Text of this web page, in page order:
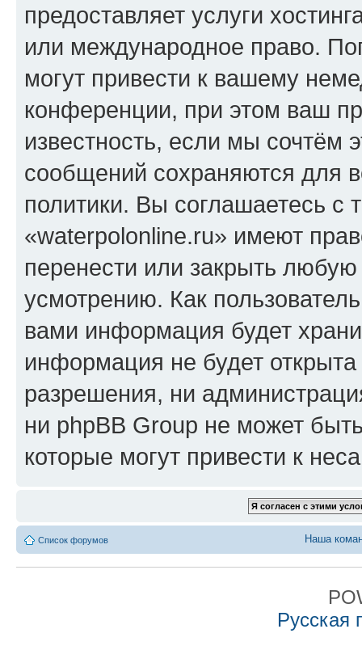
предоставляет услуги
или международное право.
могут привести к вашему
конференции, при этом ваш
известность, если мы сочтём
сообщений сохраняются для
политики. Вы соглашаетесь
«waterpolonline.ru» имеют
перенести или закрыть
усмотрению. Как
вами информация будет
информация не будет
разрешения, ни
ни phpBB Group не может
которые могут привести к
Список форумов Наша
Русская